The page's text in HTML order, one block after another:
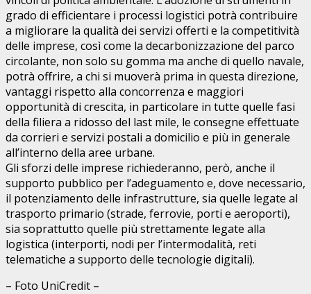
grado di efficientare i processi logistici potrà contribuire
a migliorare la qualità dei servizi offerti e la competitività
delle imprese, così come la decarbonizzazione del parco
circolante, non solo su gomma ma anche di quello navale,
potrà offrire, a chi si muoverà prima in questa direzione,
vantaggi rispetto alla concorrenza e maggiori
opportunità di crescita, in particolare in tutte quelle fasi
della filiera a ridosso del last mile, le consegne effettuate
da corrieri e servizi postali a domicilio e più in generale
all’interno della aree urbane.
Gli sforzi delle imprese richiederanno, però, anche il
supporto pubblico per l’adeguamento e, dove necessario,
il potenziamento delle infrastrutture, sia quelle legate al
trasporto primario (strade, ferrovie, porti e aeroporti),
sia soprattutto quelle più strettamente legate alla
logistica (interporti, nodi per l’intermodalità, reti
telematiche a supporto delle tecnologie digitali).
– Foto UniCredit –